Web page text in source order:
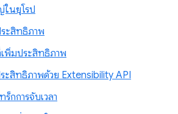
ในยุโรป
ะสิทธิภาพ
พิ่มประสิทธิภาพ
ะสิทธิภาพด้วย Extensibility API
กการจับเวลา